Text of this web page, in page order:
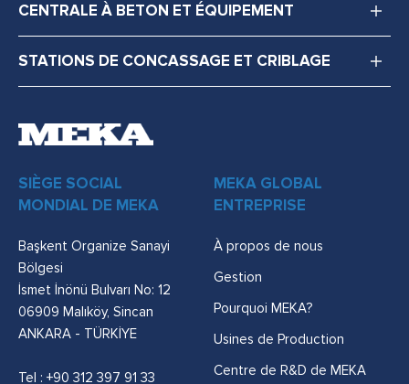
CENTRALE À BETON ET ÉQUIPEMENT
STATIONS DE CONCASSAGE ET CRIBLAGE
SIÈGE SOCIAL
MONDIAL DE MEKA
Başkent Organize Sanayi
Bölgesi
İsmet İnönü Bulvarı No: 12
06909 Malıköy, Sincan
ANKARA - TÜRKİYE
Tel : +90 312 397 91 33
MEKA GLOBAL
ENTREPRISE
À propos de nous
Gestion
Pourquoi MEKA?
Usines de Production
Centre de R&D de MEKA